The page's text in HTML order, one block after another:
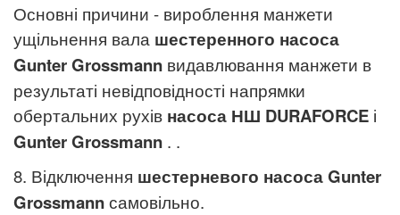
Основні причини - вироблення манжети
ущільнення вала шестеренного насоса
Gunter Grossmann видавлювання манжети в
результаті невідповідності напрямки
обертальних рухів насоса НШ DURAFORCE і
Gunter Grossmann . .
8. Відключення шестерневого насосаGunter
Grossmannсамовільно.